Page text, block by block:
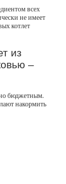
всех
не имеет
котлет
из
–
бюджетным.
накормить